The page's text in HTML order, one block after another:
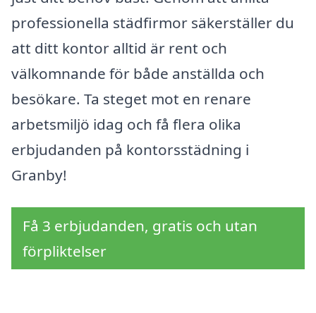
professionella städfirmor säkerställer du
att ditt kontor alltid är rent och
välkomnande för både anställda och
besökare. Ta steget mot en renare
arbetsmiljö idag och få flera olika
erbjudanden på kontorsstädning i
Granby!
Få 3 erbjudanden, gratis och utan
förpliktelser